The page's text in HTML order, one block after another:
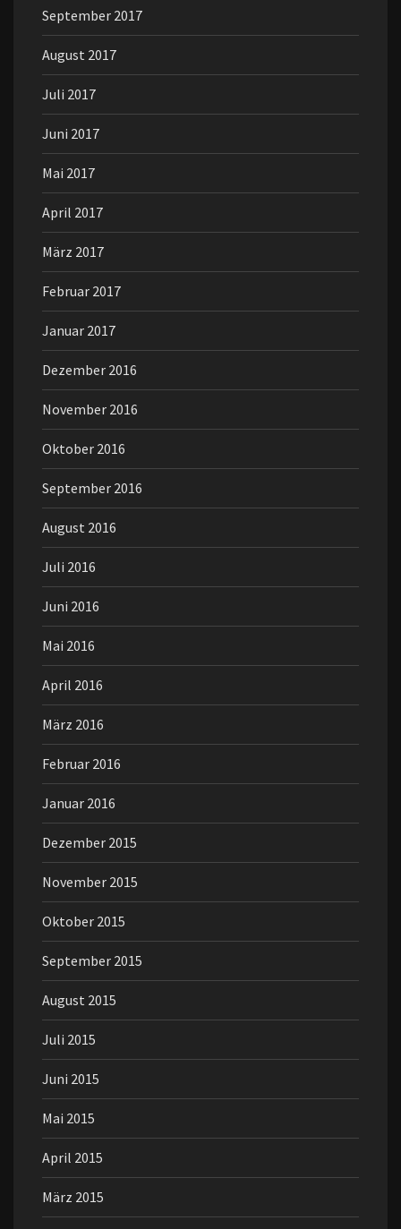
September 2017
August 2017
Juli 2017
Juni 2017
Mai 2017
April 2017
März 2017
Februar 2017
Januar 2017
Dezember 2016
November 2016
Oktober 2016
September 2016
August 2016
Juli 2016
Juni 2016
Mai 2016
April 2016
März 2016
Februar 2016
Januar 2016
Dezember 2015
November 2015
Oktober 2015
September 2015
August 2015
Juli 2015
Juni 2015
Mai 2015
April 2015
März 2015